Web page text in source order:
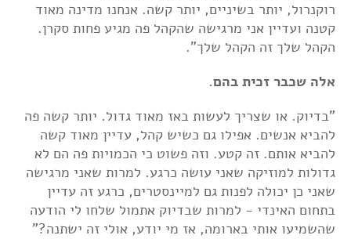
רוקנרול, יותר בשיניים, יותר קשה. אנחנו מדינה מאוד
קטנה ועדיין אני מרגישה שהקהל פה מגיע פחות סקרן.
הקהל שלך זה הקהל שלך".
אלה שכבר זכית בהם.
"בדיוק. או שצריך לעשות באז מאוד גדול. יותר קשה פה
להביא אנשים. אפילו גם כשיש קהל, עדיין מאוד קשה
להביא אותם. זה קטע. וזה פשוט כי הכמויות פה הם לא
גדולות למוזיקה שאני עושה כרגע. למרות שאני מרגישה
שאני כן יכולה לפנות גם למיינסטרים, כרגע זה עדיין
בתחום האינדי - למרות שבדיוק אתמול שלחו לי הודעה
שהשמיעו אותי בארומה, אז מי יודע, אולי זה ישתנה?"